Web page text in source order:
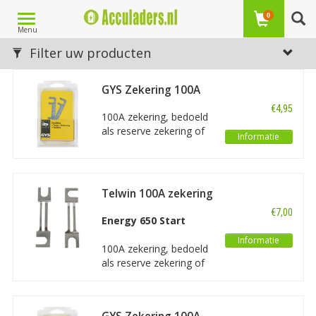
Toggle
navigation
Menu
0
Filter uw producten
Laagste prijs
GYS Zekering 100A
(12V-24V) (set 2
stuks)
100A zekering, bedoeld
als reserve zekering of
330. Deze zekering
ontvangt u per setje van
2 stuks.
€4,95
Informatie
Telwin 100A zekering
Energy 650 Start
100A zekering, bedoeld
als reserve zekering of
€7,00
Informatie